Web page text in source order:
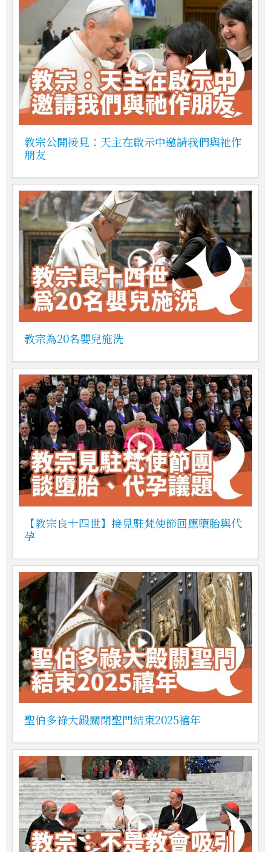
教宗公開接見：天主在啟示中邀請我們與祂作
朋友
教宗為20名嬰兒施洗
【教宗良十四世】接見駐梵使節回應墮胎與代
孕
聖伯多祿大殿關閉聖門結束2025禧年